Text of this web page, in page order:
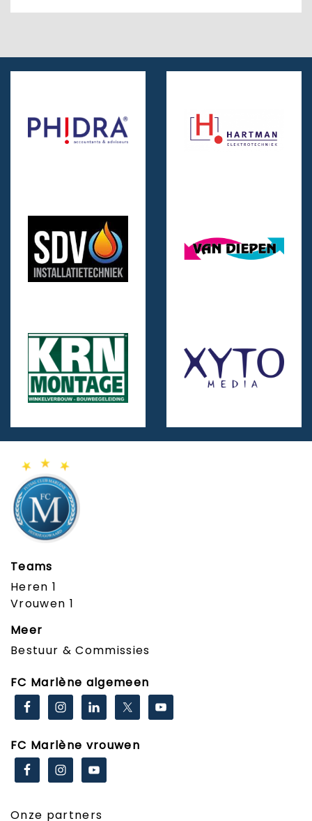
Teams
Heren 1
Vrouwen 1
Meer
Bestuur & Commissies
FC Marlène algemeen
FC Marlène vrouwen
Onze partners